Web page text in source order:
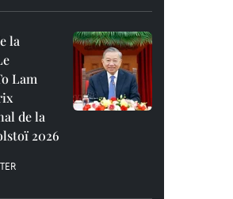
la
Lam
de la
2026